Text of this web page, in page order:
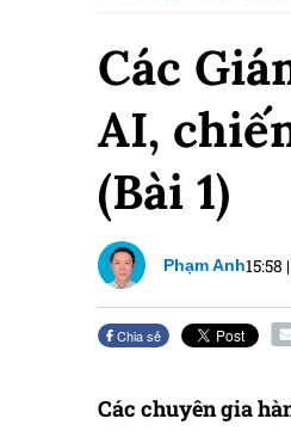
Các
AI,
(Bài 1)
Phạm Anh15:58 |
Chia sẻ
Các chuyên gia